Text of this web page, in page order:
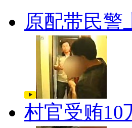
原配带民警
村官受贿10